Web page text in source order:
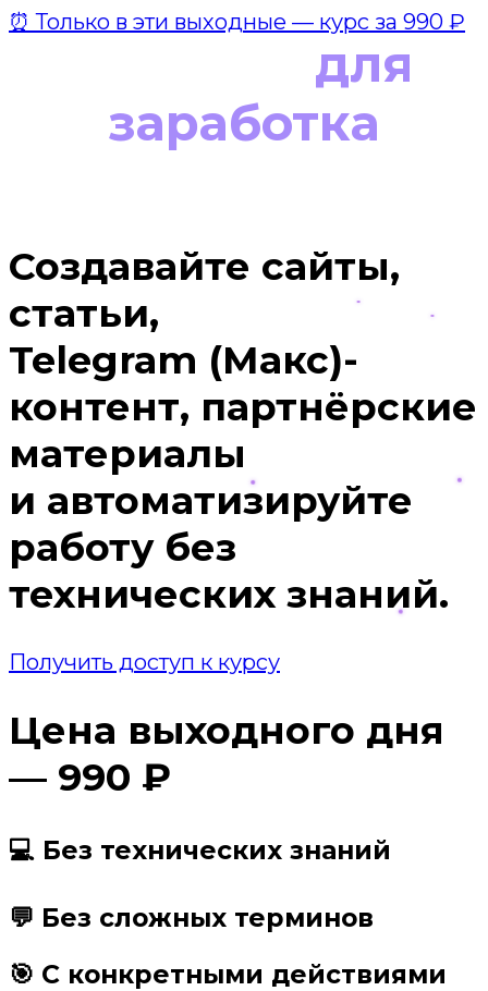
⏰ Только в эти выходные — курс за 990 ₽
для
заработка
Создавайте сайты,
статьи,
Telegram (Макс)-
контент, партнёрские
материалы
и автоматизируйте
работу без
технических знаний.
Получить доступ к курсу
Цена выходного дня
— 990 ₽
💻 Без технических знаний
💬 Без сложных терминов
🎯 С конкретными действиями